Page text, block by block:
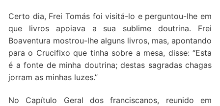
Certo dia, Frei Tomás foi visitá-lo e perguntou-lhe em
que livros apoiava a sua sublime doutrina. Frei
Boaventura mostrou-lhe alguns livros, mas, apontando
para o Crucifixo que tinha sobre a mesa, disse: “Esta
é a fonte de minha doutrina; destas sagradas chagas
jorram as minhas luzes.”
No Capítulo Geral dos franciscanos, reunido em